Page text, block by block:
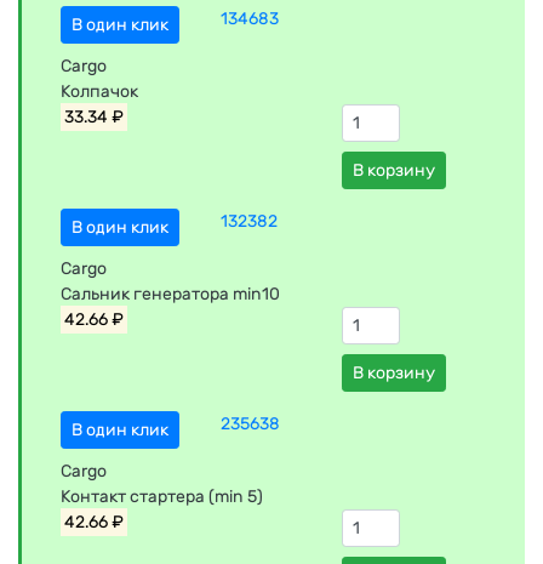
В один клик 134683
Cargo
Колпачок
33.34 ₽
В корзину
В один клик 132382
Cargo
Сальник генератора min10
42.66 ₽
В корзину
В один клик 235638
Cargo
Контакт стартера (min 5)
42.66 ₽